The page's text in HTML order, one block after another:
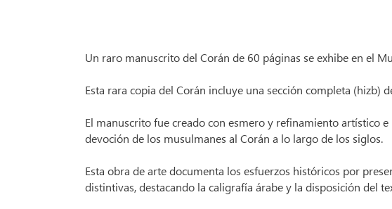
Un raro manuscrito del Corán de 60 páginas se exhibe en el
Esta rara copia del Corán incluye una sección completa (hizb)
El manuscrito fue creado con esmero y refinamiento artístico
devoción de los musulmanes al Corán a lo largo de los siglos.
Esta obra de arte documenta los esfuerzos históricos por
distintivas, destacando la caligrafía árabe y la disposición del